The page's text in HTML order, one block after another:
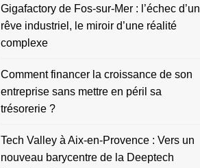
Gigafactory de Fos-sur-Mer : l’échec d’un
rêve industriel, le miroir d’une réalité
complexe
Comment financer la croissance de son
entreprise sans mettre en péril sa
trésorerie ?
Tech Valley à Aix-en-Provence : Vers un
nouveau barycentre de la Deeptech